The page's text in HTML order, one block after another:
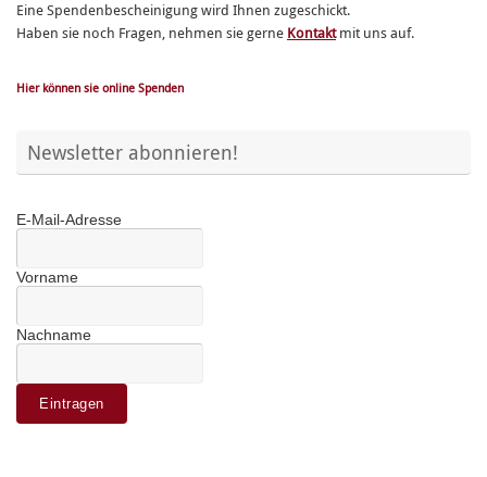
Eine Spendenbescheinigung wird Ihnen zugeschickt.
Haben sie noch Fragen, nehmen sie gerne Kontaktmit uns auf.
Hier können sie online Spenden
Newsletter abonnieren!
E-Mail-Adresse
Vorname
Nachname